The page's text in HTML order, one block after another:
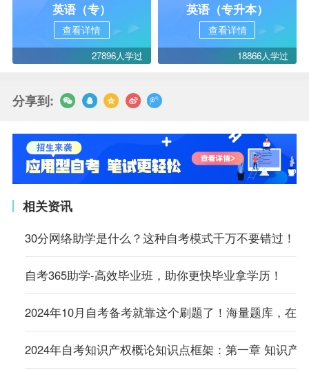
英语（专）
查看详情
27896人学过
英语（专升本）
查看详情
18866人学过
分享到:
相关资讯
30分网络助学是什么？这种自考模式千万不要错过！
自考365助学-高效毕业班，助你更快毕业拿学历！
2024年10月自考备考就靠这个刷题了！海量题库，在
2024年自考知识产权概论知识点框架：第一章 知识产